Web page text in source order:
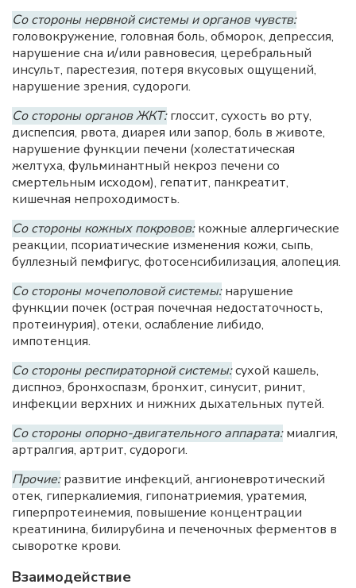
Со стороны нервной системы и органов чувств:
головокружение, головная боль, обморок, депрессия,
нарушение сна и/или равновесия, церебральный
инсульт, парестезия, потеря вкусовых ощущений,
нарушение зрения, судороги.
Со стороны органов ЖКТ:глоссит, сухость во рту,
диспепсия, рвота, диарея или запор, боль в животе,
нарушение функции печени (холестатическая
желтуха, фульминантный некроз печени со
смертельным исходом), гепатит, панкреатит,
кишечная непроходимость.
Со стороны кожных покровов:кожные аллергические
реакции, псориатические изменения кожи, сыпь,
буллезный пемфигус, фотосенсибилизация, алопеция.
Со стороны мочеполовой системы:нарушение
функции почек (острая почечная недостаточность,
протеинурия), отеки, ослабление либидо,
импотенция.
Со стороны респираторной системы:сухой кашель,
диспноэ, бронхоспазм, бронхит, синусит, ринит,
инфекции верхних и нижних дыхательных путей.
Со стороны опорно-двигательного аппарата:миалгия,
артралгия, артрит, судороги.
Прочие:развитие инфекций, ангионевротический
отек, гиперкалиемия, гипонатриемия, уратемия,
гиперпротеинемия, повышение концентрации
креатинина, билирубина и печеночных ферментов в
сыворотке крови.
Взаимодействие